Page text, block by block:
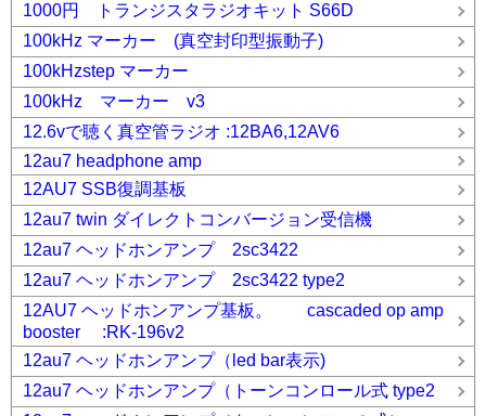
1000円 トランジスタラジオキット S66D
100kHz マーカー (真空封印型振動子)
100kHzstep マーカー
100kHz マーカー v3
12.6vで聴く真空管ラジオ :12BA6,12AV6
12au7 headphone amp
12AU7 SSB復調基板
12au7 twin ダイレクトコンバージョン受信機
12au7 ヘッドホンアンプ 2sc3422
12au7 ヘッドホンアンプ 2sc3422 type2
12AU7 ヘッドホンアンプ基板。 cascaded op amp
booster :RK-196v2
12au7 ヘッドホンアンプ（led bar表示)
12au7 ヘッドホンアンプ（トーンコンロール式 type2